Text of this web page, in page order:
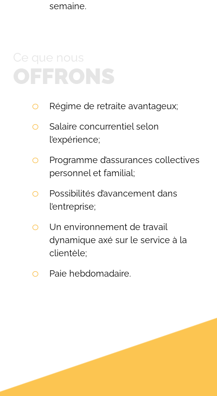
semaine.
Ce que nous
OFFRONS
Régime de retraite avantageux;
Salaire concurrentiel selon
l’expérience;
Programme d’assurances collectives
personnel et familial;
Possibilités d’avancement dans
l’entreprise;
Un environnement de travail
dynamique axé sur le service à la
clientèle;
Paie hebdomadaire.